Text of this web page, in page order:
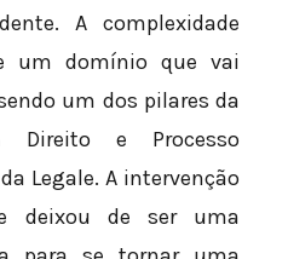
A complexidade
um domínio que vai
um dos pilares da
Direito e Processo
Legale. A intervenção
deixou de ser uma